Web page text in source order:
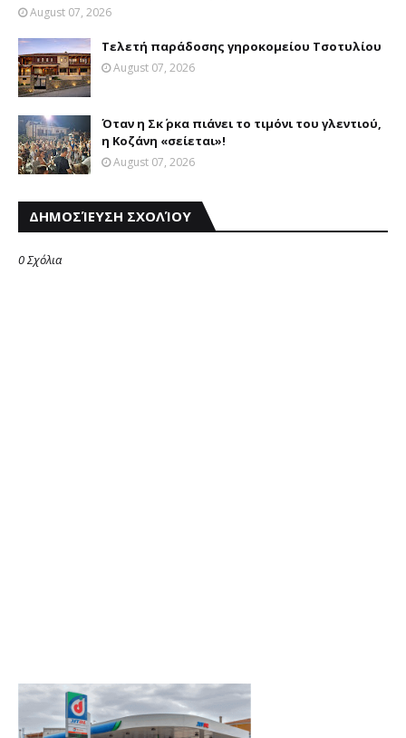
August 07, 2026
Τελετή παράδοσης γηροκομείου Τσοτυλίου
August 07, 2026
Όταν η Σκ΄ ρκα πιάνει το τιμόνι του γλεντιού,
η Κοζάνη «σείεται»!
August 07, 2026
ΔΗΜΟΣΊΕΥΣΗ ΣΧΟΛΊΟΥ
0 Σχόλια